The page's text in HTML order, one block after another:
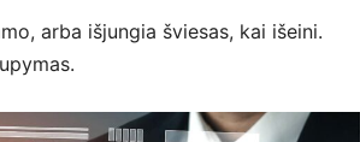
arba išjungia šviesas, kai išeini.